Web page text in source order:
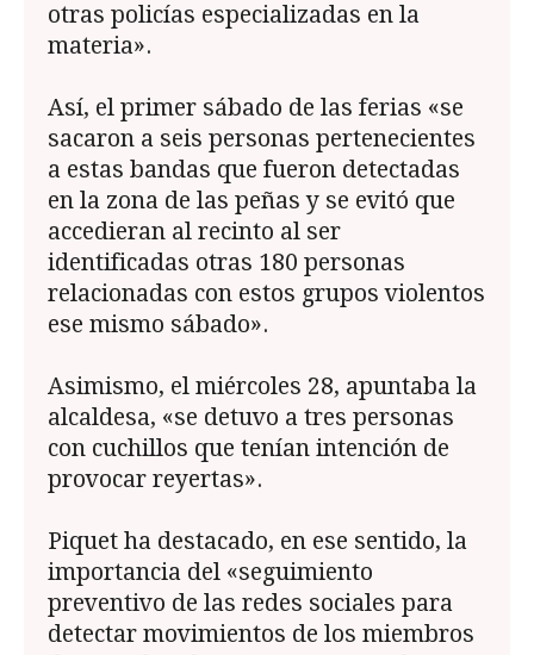
otras policías especializadas en la
materia».
Así, el primer sábado de las ferias «se
sacaron a seis personas pertenecientes
a estas bandas que fueron detectadas
en la zona de las peñas y se evitó que
accedieran al recinto al ser
identificadas otras 180 personas
relacionadas con estos grupos violentos
ese mismo sábado».
Asimismo, el miércoles 28, apuntaba la
alcaldesa, «se detuvo a tres personas
con cuchillos que tenían intención de
provocar reyertas».
Piquet ha destacado, en ese sentido, la
importancia del «seguimiento
preventivo de las redes sociales para
detectar movimientos de los miembros